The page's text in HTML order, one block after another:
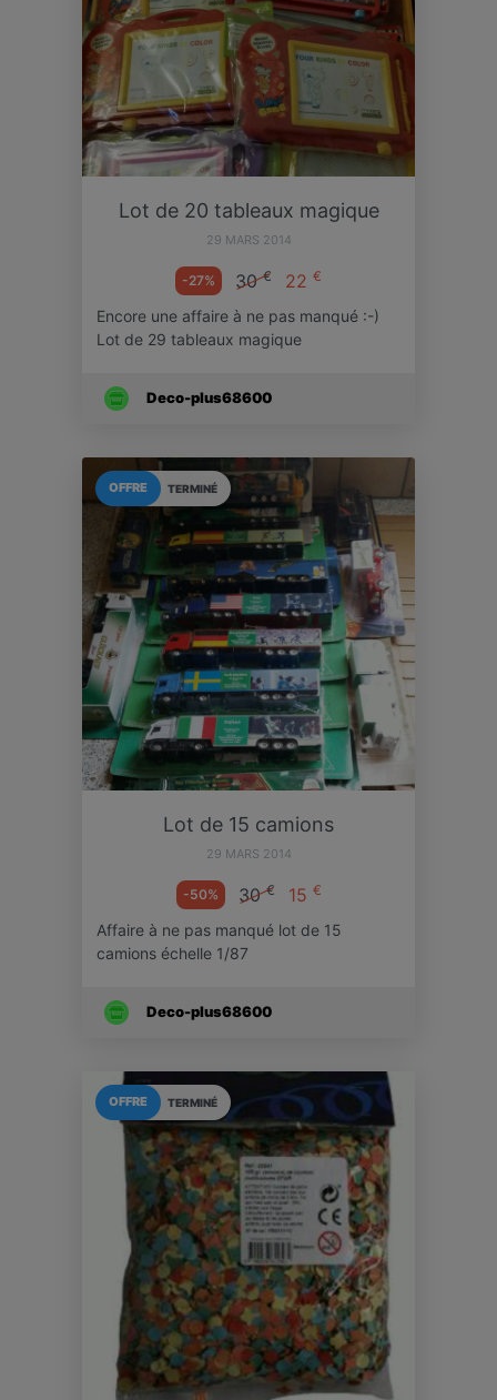
Lot de 20 tableaux magique
29 MARS 2014
-27% 30€ 22 €
Encore une affaire à ne pas manqué :-)
Lot de 29 tableaux magique
Deco-plus68600
TERMINÉ
OFFRE
Lot de 15 camions
29 MARS 2014
-50% 30€ 15 €
Affaire à ne pas manqué lot de 15
camions échelle 1/87
Deco-plus68600
TERMINÉ
OFFRE